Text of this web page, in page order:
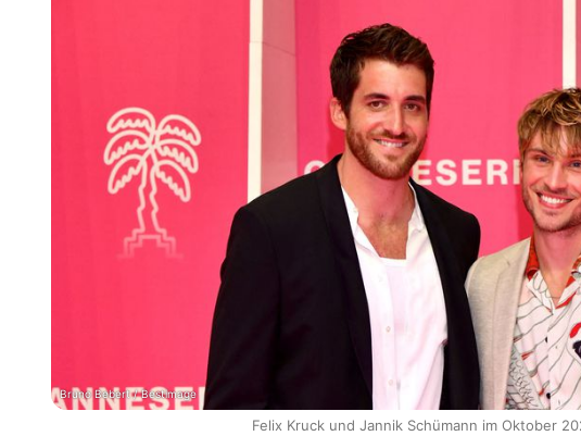
Bruno Bebert / Bestimage
Felix Kruck und Jannik Schümann im Oktober